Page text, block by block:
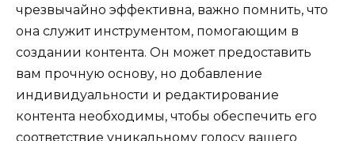
чрезвычайно эффективна, важно помнить, что
она служит инструментом, помогающим в
создании контента. Он может предоставить
вам прочную основу, но добавление
индивидуальности и редактирование
контента необходимы, чтобы обеспечить его
соответствие уникальному голосу вашего